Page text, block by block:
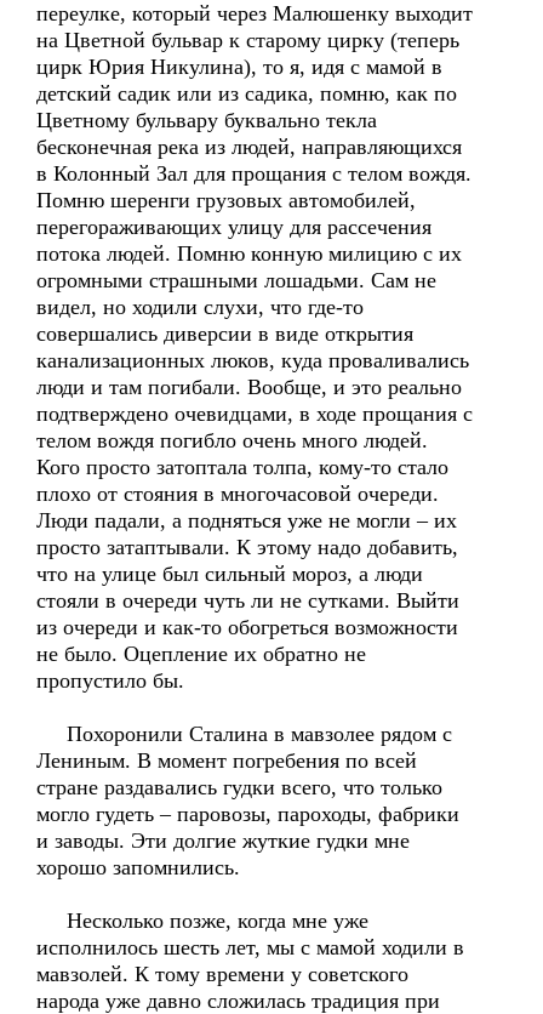
переулке, который через Малюшенку выходит
на Цветной бульвар к старому цирку (теперь
цирк Юрия Никулина), то я, идя с мамой в
детский садик или из садика, помню, как по
Цветному бульвару буквально текла
бесконечная река из людей, направляющихся
в Колонный Зал для прощания с телом вождя.
Помню шеренги грузовых автомобилей,
перегораживающих улицу для рассечения
потока людей. Помню конную милицию с их
огромными страшными лошадьми. Сам не
видел, но ходили слухи, что где-то
совершались диверсии в виде открытия
канализационных люков, куда проваливались
люди и там погибали. Вообще, и это реально
подтверждено очевидцами, в ходе прощания с
телом вождя погибло очень много людей.
Кого просто затоптала толпа, кому-то стало
плохо от стояния в многочасовой очереди.
Люди падали, а подняться уже не могли – их
просто затаптывали. К этому надо добавить,
что на улице был сильный мороз, а люди
стояли в очереди чуть ли не сутками. Выйти
из очереди и как-то обогреться возможности
не было. Оцепление их обратно не
пропустило бы.
Похоронили Сталина в мавзолее рядом с
Лениным. В момент погребения по всей
стране раздавались гудки всего, что только
могло гудеть – паровозы, пароходы, фабрики
и заводы. Эти долгие жуткие гудки мне
хорошо запомнились.
Несколько позже, когда мне уже
исполнилось шесть лет, мы с мамой ходили в
мавзолей. К тому времени у советского
народа уже давно сложилась традиция при